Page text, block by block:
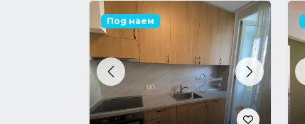
Previous Next
Под наем